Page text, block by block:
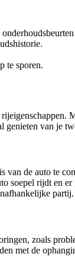
te sporen.
genieten van je
de auto te
soepel rijdt en
partij.
zoals
met de